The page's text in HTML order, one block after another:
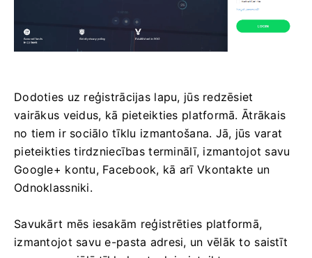
Dodoties uz reģistrācijas lapu, jūs redzēsiet
vairākus veidus, kā pieteikties platformā. Ātrākais
no tiem ir sociālo tīklu izmantošana. Jā, jūs varat
pieteikties tirdzniecības terminālī, izmantojot savu
Google+ kontu, Facebook, kā arī Vkontakte un
Odnoklassniki.
Savukārt mēs iesakām reģistrēties platformā,
izmantojot savu e-pasta adresi, un vēlāk to saistīt